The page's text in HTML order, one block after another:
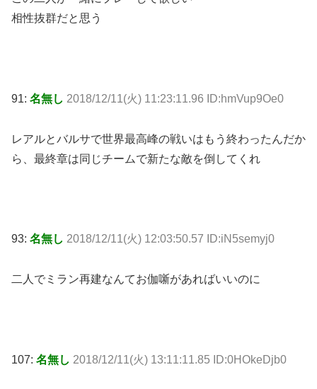
相性抜群だと思う
91: 名無し 2018/12/11(火) 11:23:11.96 ID:hmVup9Oe0
レアルとバルサで世界最高峰の戦いはもう終わったんだか
ら、最終章は同じチームで新たな敵を倒してくれ
93: 名無し 2018/12/11(火) 12:03:50.57 ID:iN5semyj0
二人でミラン再建なんてお伽噺があればいいのに
107: 名無し 2018/12/11(火) 13:11:11.85 ID:0HOkeDjb0